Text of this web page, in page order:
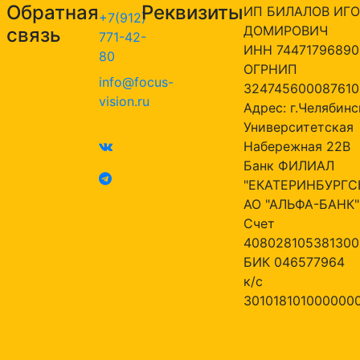
Обратная
связь
+7(912)
771-42-
80
info@focus-
vision.ru
РеквизитыИП БИЛАЛОВ
ДОМИРОВИЧ
ИНН
ОГРНИП
324745600087610
Адрес:
Университетская
Набережная 22В
Банк ФИЛИАЛ
АО "АЛЬФА-БАНК"
Счет
БИК 046577964
к/с